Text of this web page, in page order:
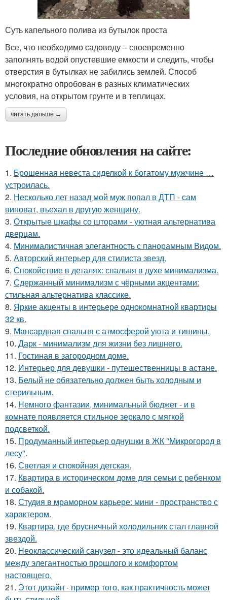
Суть капельного полива из бутылок проста
Все, что необходимо садоводу – своевременно
заполнять водой опустевшие емкости и следить, чтобы
отверстия в бутылках не забились землей. Способ
многократно опробован в разных климатических
условия, на открытом грунте и в теплицах.
читать дальше →
Последние обновления на сайте:
1. Брошенная невеста сиделкой к богатому мужчине …
устроилась.
2. Несколько лет назад мой муж попал в ДТП - сам
виноват, въехал в другую женщину.
3. Открытые шкафы со шторами - уютная альтернатива
дверцам.
4. Минималистичная элегантность с панорамным Видом.
5. Авторский интерьер для стилиста звезд.
6. Спокойствие в деталях: спальня в духе минимализма.
7. Сдержанный минимализм с чёрными акцентами:
стильная альтернатива классике.
8. Яркие акценты в интерьере однокомнатной квартиры
32 кв.
9. Мансардная спальня с атмосферой уюта и тишины.
10. Дарк - минимализм для жизни без лишнего.
11. Гостиная в загородном доме.
12. Интерьер для девушки - путешественницы в астане.
13. Белый не обязательно должен быть холодным и
стерильным.
14. Немного фантазии, минимальный бюджет - и в
комнате появляется стильное зеркало с мягкой
подсветкой.
15. Продуманный интерьер однушки в ЖК "Микрогород в
лесу".
16. Светлая и спокойная детская.
17. Квартира в историческом доме для семьи с ребенком
и собакой.
18. Студия в мраморном карьере: мини - пространство с
характером.
19. Квартира, где брусничный холодильник стал главной
звездой.
20. Неоклассический санузел - это идеальный баланс
между элегантностью прошлого и комфортом
настоящего.
21. Этот дизайн - пример того, как практичность может